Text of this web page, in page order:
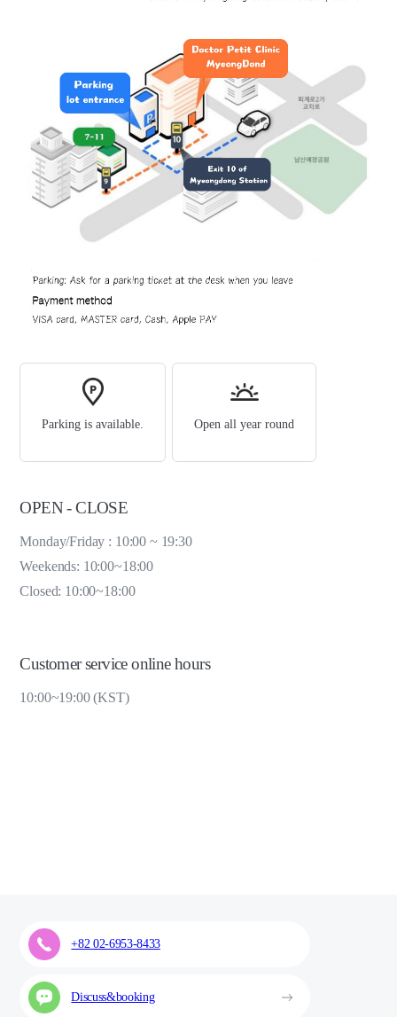
Parking is available. Open all year round
OPEN - CLOSE
Monday/Friday : 10:00 ~ 19:30
Weekends: 10:00~18:00
Closed: 10:00~18:00
Customer service online hours
10:00~19:00 (KST)
+82 02-6953-8433
Discuss&booking